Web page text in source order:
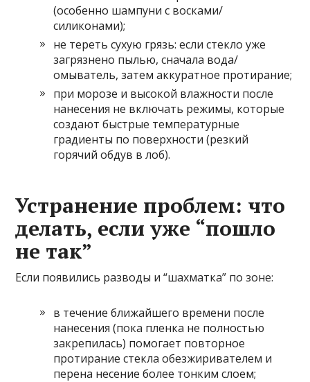
(особенно шампуни с восками/
силиконами);
не тереть сухую грязь: если стекло уже
загрязнено пылью, сначала вода/
омыватель, затем аккуратное протирание;
при морозе и высокой влажности после
нанесения не включать режимы, которые
создают быстрые температурные
градиенты по поверхности (резкий
горячий обдув в лоб).
Устранение проблем: что
делать, если уже “пошло
не так”
Если появились разводы и “шахматка” по зоне:
в течение ближайшего времени после
нанесения (пока пленка не полностью
закрепилась) помогает повторное
протирание стекла обезжиривателем и
перена несение более тонким слоем;